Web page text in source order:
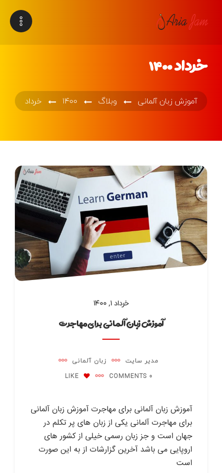
خرداد ۱۴۰۰
آموزش زبان آلمانی وبلاگ ۱۴۰۰ خرداد
خرداد ۱, ۱۴۰۰
آموزش زبان آلمانی برای مهاجرت
مدیر سایت
زبان آلمانی
0 COMMENTS
LIKE
آموزش زبان آلمانی برای مهاجرت آموزش زبان آلمانی
برای مهاجرت آلمانی یکی از زبان های پر تکلم در
جهان است و جز زبان رسمی خیلی از کشور های
اروپایی می باشد آخرین گزارشات از به این صورت
است